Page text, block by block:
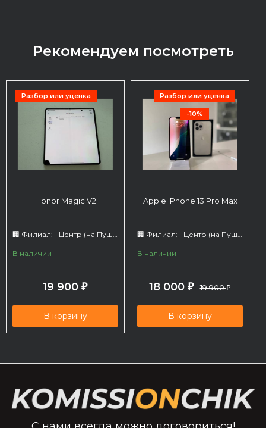
Рекомендуем посмотреть
Разбор или уценка
Honor Magic V2
🏢 Филиал: Центр (на Пушкина 66)
В наличии
19 900 ₽
В корзину
Разбор или уценка
-10%
Apple iPhone 13 Pro Max
🏢 Филиал: Центр (на Пушкина 66)
В наличии
18 000 ₽ 19 900₽
В корзину